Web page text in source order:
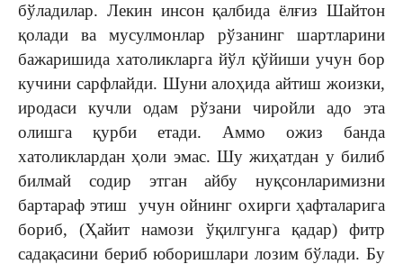
бўладилар. Лекин инсон қалбида ёлғиз Шайтон
қолади ва мусулмонлар рўзанинг шартларини
бажаришида хатоликларга йўл қўйиши учун бор
кучини сарфлайди. Шуни алоҳида айтиш жоизки,
иродаси кучли одам рўзани чиройли адо эта
олишга қурби етади. Аммо ожиз банда
хатоликлардан ҳоли эмас. Шу жиҳатдан у билиб
билмай содир этган айбу нуқсонларимизни
бартараф этиш учун ойнинг охирги ҳафталарига
бориб, (Ҳайит намози ўқилгунга қадар) фитр
садақасини бериб юборишлари лозим бўлади. Бу